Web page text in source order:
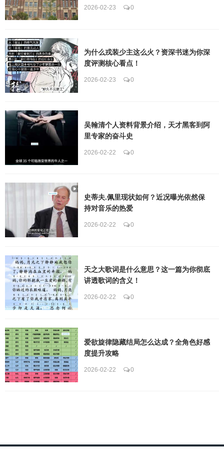
2026-02-23 0
为什么戎装少主这么火？资深书迷为你深
度评测核心看点！
2026-02-23 0
吴翰清个人资料背景介绍，天才黑客到阿
里专家的奋斗史
2026-02-22 0
史蒂夫.佩里现状如何？近况曝光依然保
持对音乐的热爱
2026-02-22 0
天之大歌词是什么意思？这一篇为你彻底
讲透歌词的含义！
2026-02-22 0
爱欲旋律隐藏结局怎么达成？全角色好感
度提升攻略
2026-02-22 0